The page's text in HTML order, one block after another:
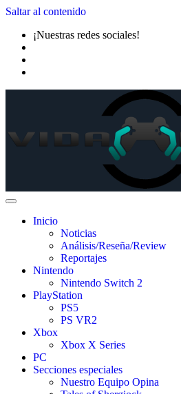
Saltar al contenido
¡Nuestras redes sociales!
Inicio
Noticias
Análisis/Reseña/Review
Reportajes
Nintendo
Nintendo Switch 2
PlayStation
PS5
PS VR2
Xbox
Xbox X Series
PC
Secciones especiales
Nuestro Equipo Opina